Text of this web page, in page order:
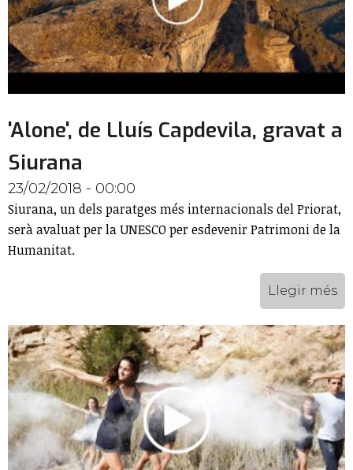
'Alone', de Lluís Capdevila, gravat a
Siurana
23/02/2018 - 00:00
Siurana, un dels paratges més internacionals del Priorat,
serà avaluat per la UNESCO per esdevenir Patrimoni de la
Humanitat.
Llegir més